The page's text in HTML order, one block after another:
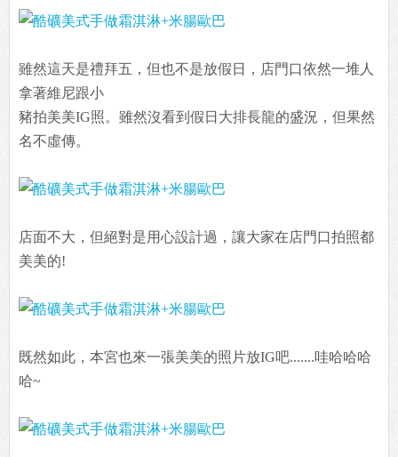
雖然這天是禮拜五，但也不是放假日，店門口依然一堆人
拿著維尼跟小
豬拍美美IG照。雖然沒看到假日大排長龍的盛況，但果然
名不虛傳。
店面不大，但絕對是用心設計過，讓大家在店門口拍照都
美美的!
既然如此，本宮也來一張美美的照片放IG吧.......哇哈哈哈
哈~